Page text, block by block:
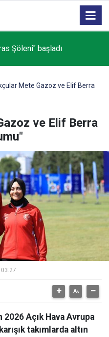
Şöleni" başladı
Mete Gazoz ve Elif Berra
ve Elif Berra
Açık Hava Avrupa
takımlarda altın